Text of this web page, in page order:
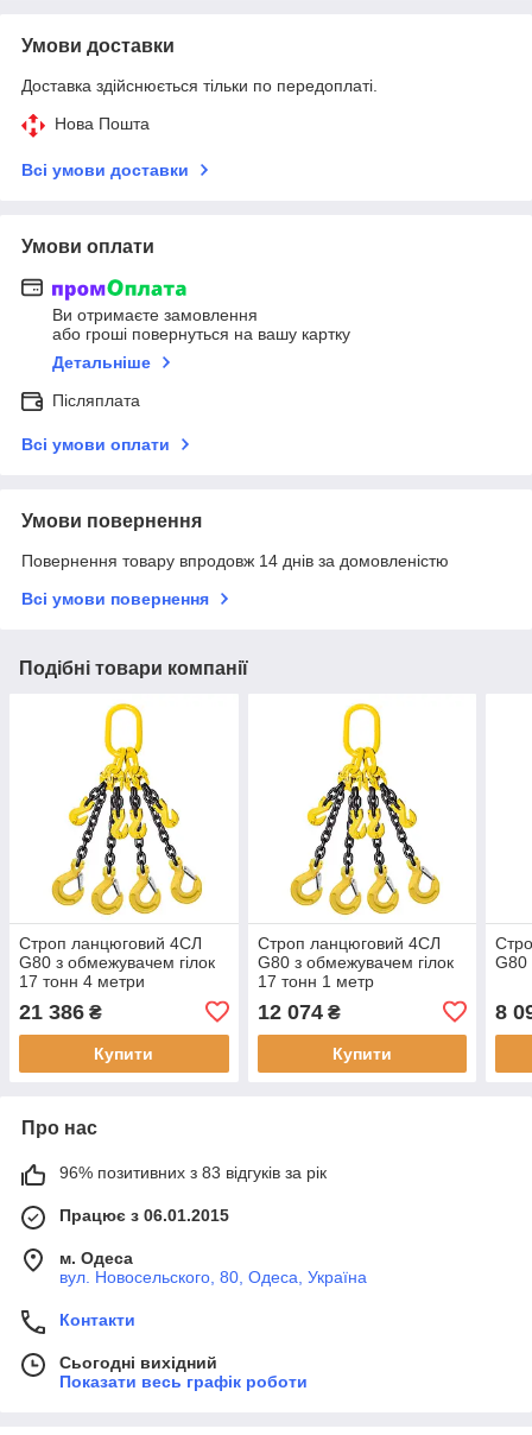
Умови доставки
Доставка здійснюється тільки по передоплаті.
Нова Пошта
Всі умови доставки
Умови оплати
Ви отримаєте замовлення
або гроші повернуться на вашу картку
Детальніше
Післяплата
Всі умови оплати
Умови повернення
Повернення товару впродовж 14 днів за домовленістю
Всі умови повернення
Подібні товари компанії
Строп ланцюговий 4СЛ
G80 з обмежувачем гілок
17 тонн 4 метри
21 386 ₴
Купити
Строп ланцюговий 4СЛ
G80 з обмежувачем гілок
17 тонн 1 метр
12 074₴
Купити
G80
8
Про нас
96% позитивних з 83 відгуків за рік
Працює з 06.01.2015
м. Одеса
вул. Новосельского, 80, Одеса, Україна
Контакти
Сьогодні вихідний
Показати весь графік роботи